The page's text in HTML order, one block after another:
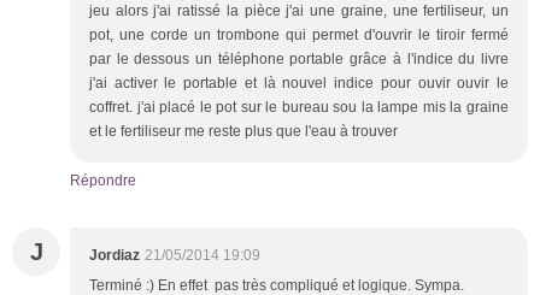
jeu alors j'ai ratissé la pièce j'ai une graine, une fertiliseur, un
pot, une corde un trombone qui permet d'ouvrir le tiroir fermé
par le dessous un téléphone portable grâce à l'indice du livre
j'ai activer le portable et là nouvel indice pour ouvir ouvir le
coffret. j'ai placé le pot sur le bureau sou la lampe mis la graine
et le fertiliseur me reste plus que l'eau à trouver
Répondre
J Jordiaz 21/05/2014 19:09
Terminé :) En effet pas très compliqué et logique. Sympa.